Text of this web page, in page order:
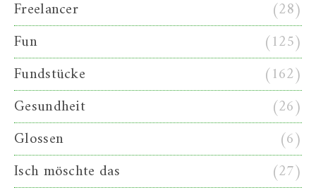
Freelancer
(28)
Fun
(125)
Fundstücke
(162)
Gesundheit
(26)
Glossen
(6)
Isch möschte das
(27)